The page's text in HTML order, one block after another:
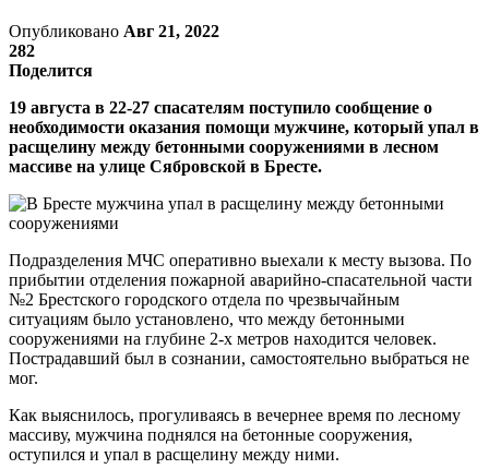
Опубликовано Авг 21, 2022
282
Поделится
19 августа в 22-27 спасателям поступило сообщение о
необходимости оказания помощи мужчине, который упал в
расщелину между бетонными сооружениями в лесном
массиве на улице Сябровской в Бресте.
Подразделения МЧС оперативно выехали к месту вызова. По
прибытии отделения пожарной аварийно-спасательной части
№2 Брестского городского отдела по чрезвычайным
ситуациям было установлено, что между бетонными
сооружениями на глубине 2-х метров находится человек.
Пострадавший был в сознании, самостоятельно выбраться не
мог.
Как выяснилось, прогуливаясь в вечернее время по лесному
массиву, мужчина поднялся на бетонные сооружения,
оступился и упал в расщелину между ними.